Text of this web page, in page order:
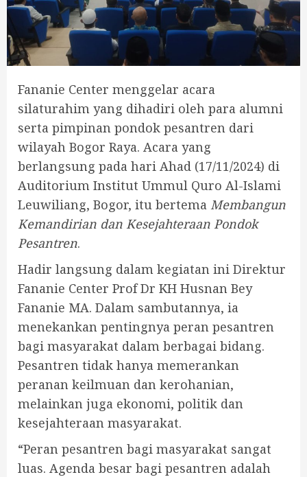
Fananie Center menggelar acara
silaturahim yang dihadiri oleh para alumni
serta pimpinan pondok pesantren dari
wilayah Bogor Raya. Acara yang
berlangsung pada hari Ahad (17/11/2024) di
Auditorium Institut Ummul Quro Al-Islami
Leuwiliang, Bogor, itu bertema Membangun
Kemandirian dan Kesejahteraan Pondok
Pesantren.
Hadir langsung dalam kegiatan ini Direktur
Fananie Center Prof Dr KH Husnan Bey
Fananie MA. Dalam sambutannya, ia
menekankan pentingnya peran pesantren
bagi masyarakat dalam berbagai bidang.
Pesantren tidak hanya memerankan
peranan keilmuan dan kerohanian,
melainkan juga ekonomi, politik dan
kesejahteraan masyarakat.
“Peran pesantren bagi masyarakat sangat
luas. Agenda besar bagi pesantren adalah